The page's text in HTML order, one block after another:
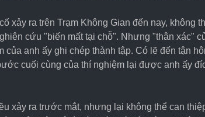
xảy ra trên Trạm Không Gian đến nay,
cứu "biến mất tại chỗ". Nhưng "thân xác"
anh ấy ghi chép thành tập. Có lẽ đến tận
cuối cùng của thí nghiệm lại được anh ấy
xảy ra trước mắt, nhưng lại không thể can